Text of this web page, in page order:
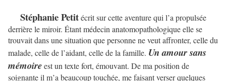
Stéphanie Petitécrit sur cette aventure qui l’a propulsée
derrière le miroir. Étant médecin anatomopathologique elle se
trouvait dans une situation que personne ne veut affronter, celle du
malade, celle de l’aidant, celle de la famille. Un amour sans
mémoireest un texte fort, émouvant. De ma position de
soignante il m’a beaucoup touchée, me faisant verser quelques